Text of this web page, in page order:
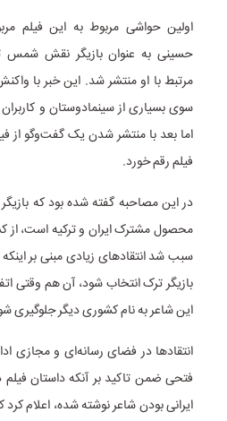
اولین حواشی مربوط به این فیلم
حسینی به عنوان بازیگر نقش شمس
مرتبط با او منتشر شد. این خبر با
سوی بسیاری از سینمادوستان و
اما بعد با منتشر شدن یک گفت‌وگو از
فیلم رقم خورد.
در این مصاحبه گفته شده بود که
محصول مشترک ایران و ترکیه است، از
سبب شد انتقادهای زیادی مبنی بر اینکه
بازیگر ترک انتخاب شود، آن هم وقتی
این شاعر به نام کشوری دیگر جلوگیری
انتقادها در فضای رسانه‌ای و مجازی
فتحی ضمن تاکید بر آنکه داستان فیلم
ایرانی‌ بودن شاعر نوشته شده، اعلام کرد